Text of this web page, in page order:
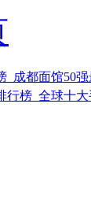
_成都面馆50
行榜_全球十